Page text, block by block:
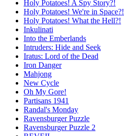
Holy Potatoes! A Spy Story?!
Holy Potatoes! We're in Space?!
Holy Potatoes! What the Hell?!
Inkulinati
Into the Emberlands
Intruders: Hide and Seek
Iratus: Lord of the Dead
Iron Danger
Mahjong
New Cycle
Oh My Gore!
Partisans 1941
Randal's Monday
Ravensburger Puzzle
Ravensburger Puzzle 2